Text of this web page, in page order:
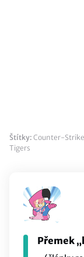
Štítky: Counter-
Tigers
Přemek